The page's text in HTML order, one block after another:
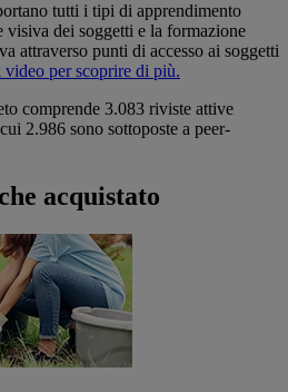
tutti i tipi di apprendimento
visiva dei soggetti e la formazione
attraverso punti di accesso ai soggetti
video per scoprire di più.
comprende 3.083 riviste attive
2.986 sono sottoposte a peer-
acquistato